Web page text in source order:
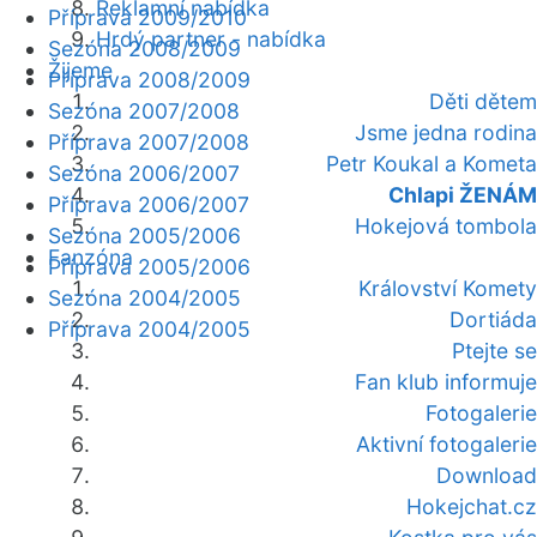
Reklamní nabídka
Hrdý partner - nabídka
Žijeme
Děti dětem
Jsme jedna rodina
Petr Koukal a Kometa
Chlapi ŽENÁM
Hokejová tombola
Fanzóna
Království Komety
Dortiáda
Ptejte se
Fan klub informuje
Fotogalerie
Aktivní fotogalerie
Download
Hokejchat.cz
Příprava 2009/2010
Sezóna 2008/2009
Příprava 2008/2009
Sezóna 2007/2008
Příprava 2007/2008
Sezóna 2006/2007
Příprava 2006/2007
Sezóna 2005/2006
Příprava 2005/2006
Sezóna 2004/2005
Příprava 2004/2005